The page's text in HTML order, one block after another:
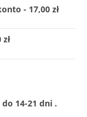
- 17,00 zł
14-21 dni .